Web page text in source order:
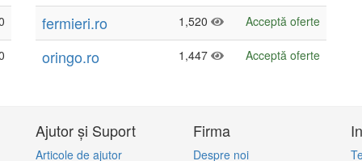
fermieri.ro 1,520 Acceptă oferte
oringo.ro 1,447 Acceptă oferte
Ajutor și Suport
Articole de ajutor
Firma
Despre noi